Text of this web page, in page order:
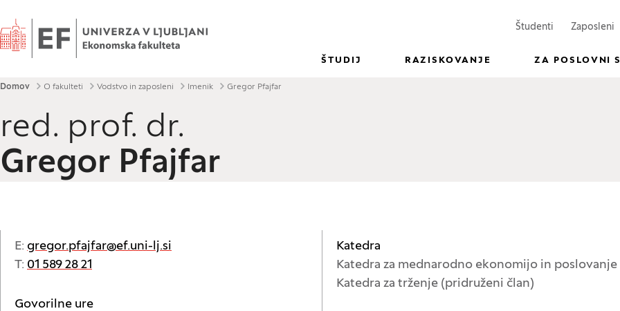
Domov Študenti (Odpre se v
Zaposleni
ŠTUDIJ RAZISKOVANJE ZA POSLOVNI
Drobtinice
Domov O fakulteti Vodstvo in zaposleni Imenik Gregor Pfajfar
red. prof. dr.
Gregor Pfajfar
E: gregor.pfajfar@ef.uni-lj.si
T: 01 589 28 21
Govorilne ure
Katedra
Katedra za mednarodno ekonomijo in
Katedra za trženje (pridruženi član)